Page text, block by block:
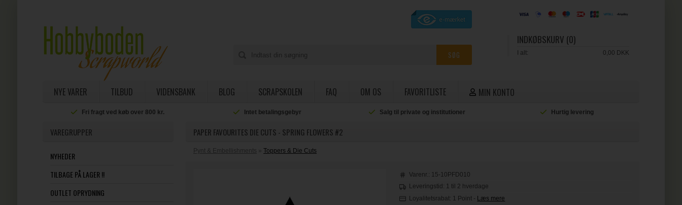
INDKØBSKURV (0)
I alt: 0,00 DKK
NYE VARER TILBUD VIDENSBANK BLOG SCRAPSKOLEN FAQ OM OS FAVORITLISTE MIN KONTO
Fri fragt ved køb over 800 kr. Intet betalingsgebyr Salg til private og institutioner Hurtig levering
VAREGRUPPER
NYHEDER
TILBAGE PÅ LAGER !!
OUTLET OPRYDNING
PAPER FAVOURITES DIE CUTS - SPRING FLOWERS #2
Pynt & Embellishments »Toppers & Die Cuts
Varenr.: 15-10PFD010
Leveringstid: 1 til 2 hverdage
Loyalitetsrabat: 1 Point - Læs mere